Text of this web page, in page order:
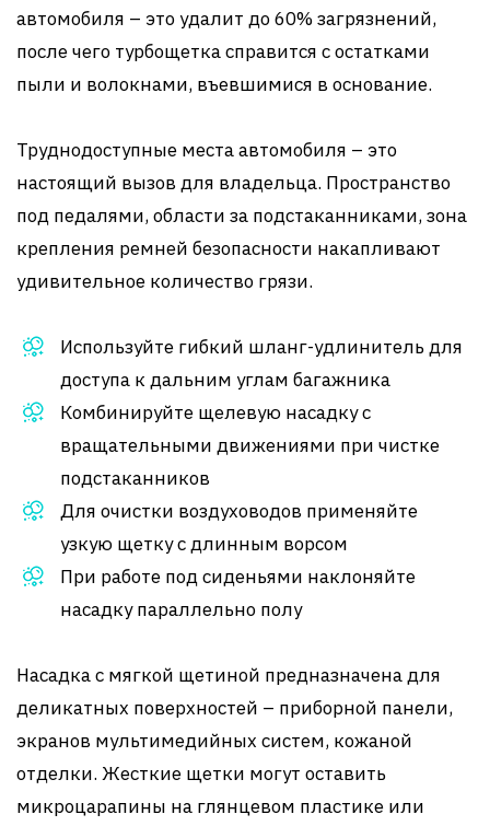
автомобиля – это удалит до 60% загрязнений,
после чего турбощетка справится с остатками
пыли и волокнами, въевшимися в основание.
Труднодоступные места автомобиля – это
настоящий вызов для владельца. Пространство
под педалями, области за подстаканниками, зона
крепления ремней безопасности накапливают
удивительное количество грязи.
Используйте гибкий шланг-удлинитель для
доступа к дальним углам багажника
Комбинируйте щелевую насадку с
вращательными движениями при чистке
подстаканников
Для очистки воздуховодов применяйте
узкую щетку с длинным ворсом
При работе под сиденьями наклоняйте
насадку параллельно полу
Насадка с мягкой щетиной предназначена для
деликатных поверхностей – приборной панели,
экранов мультимедийных систем, кожаной
отделки. Жесткие щетки могут оставить
микроцарапины на глянцевом пластике или